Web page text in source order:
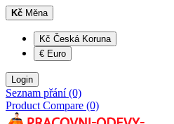
Kč Měna
Kč Česká Koruna
€ Euro
Login
Seznam přání (0)
Product Compare (0)